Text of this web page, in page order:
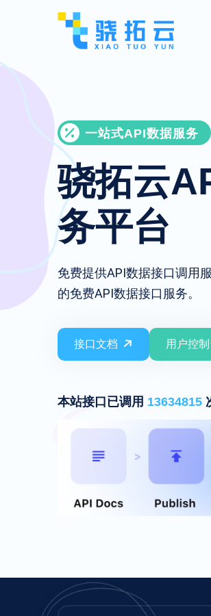
一站式API数据服务
骁拓云
务平台
免费提供API数据接口调用
的免费API数据接口服务。
接口文档 用户控制
本站接口已调用 13634815